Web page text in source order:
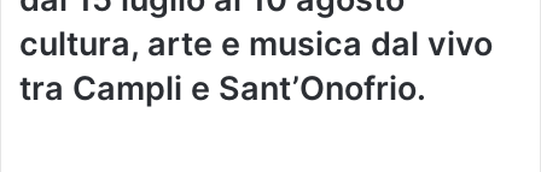
cultura, arte e musica dal vivo
tra Campli e Sant’Onofrio.